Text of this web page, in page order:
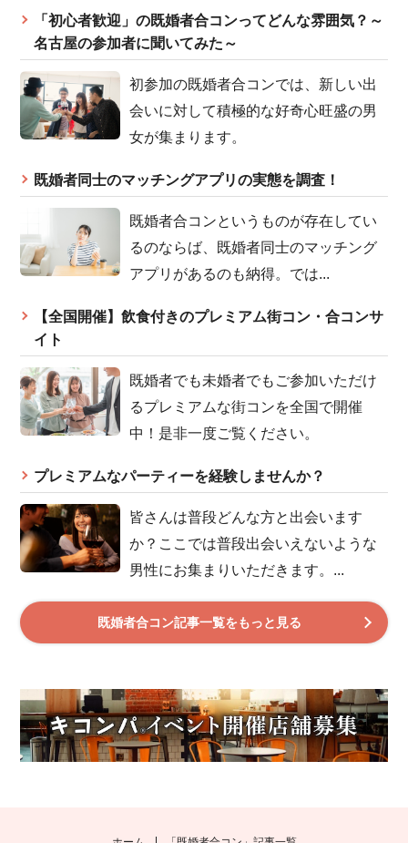
「初心者歓迎」の既婚者合コンってどんな雰囲気？～
名古屋の参加者に聞いてみた～
初参加の既婚者合コンでは、新しい出
会いに対して積極的な好奇心旺盛の男
女が集まります。
既婚者同士のマッチングアプリの実態を調査！
既婚者合コンというものが存在してい
るのならば、既婚者同士のマッチング
アプリがあるのも納得。では...
【全国開催】飲食付きのプレミアム街コン・合コンサ
イト
既婚者でも未婚者でもご参加いただけ
るプレミアムな街コンを全国で開催
中！是非一度ご覧ください。
プレミアムなパーティーを経験しませんか？
皆さんは普段どんな方と出会います
か？ここでは普段出会いえないような
男性にお集まりいただきます。...
既婚者合コン記事一覧をもっと見る